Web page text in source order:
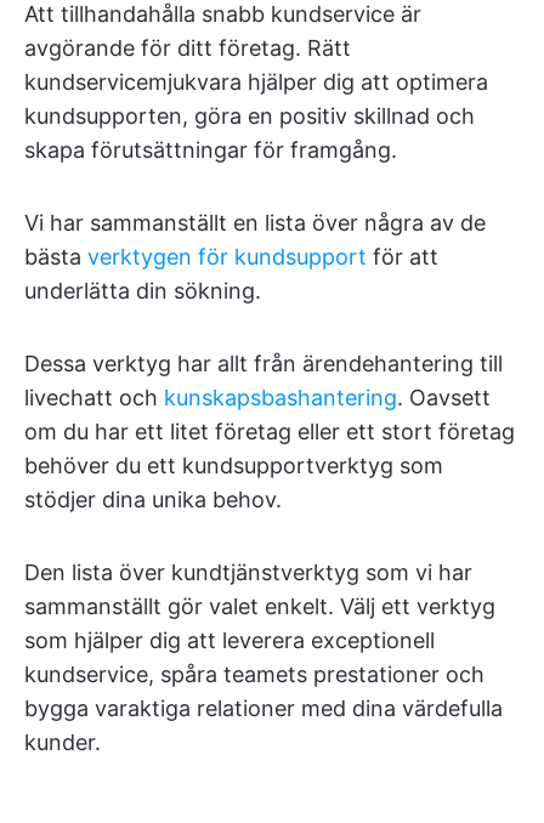
Att tillhandahålla snabb kundservice är
avgörande för ditt företag. Rätt
kundservicemjukvara hjälper dig att optimera
kundsupporten, göra en positiv skillnad och
skapa förutsättningar för framgång.
Vi har sammanställt en lista över några av de
bästa verktygen för kundsupport för att
underlätta din sökning.
Dessa verktyg har allt från ärendehantering till
livechatt och kunskapsbashantering. Oavsett
om du har ett litet företag eller ett stort företag
behöver du ett kundsupportverktyg som
stödjer dina unika behov.
Den lista över kundtjänstverktyg som vi har
sammanställt gör valet enkelt. Välj ett verktyg
som hjälper dig att leverera exceptionell
kundservice, spåra teamets prestationer och
bygga varaktiga relationer med dina värdefulla
kunder.